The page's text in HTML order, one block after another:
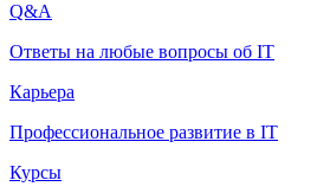
Q&A
Ответы на любые вопросы об IT
Карьера
Профессиональное развитие в IT
Курсы